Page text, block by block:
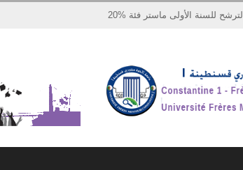
الترشح للسنة الأولى ماستر فئة %20